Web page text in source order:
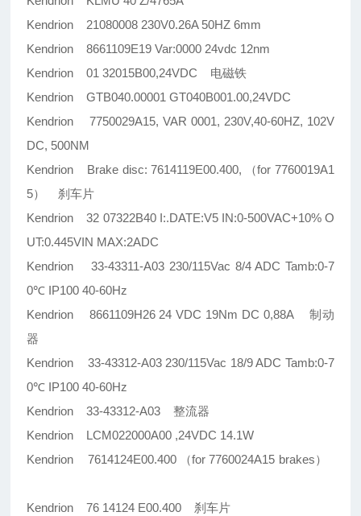
Kendrion 21080008 230V0.26A 50HZ 6mm
Kendrion 8661109E19 Var:0000 24vdc 12nm
Kendrion 01 32015B00,24VDC 电磁铁
Kendrion GTB040.00001 GT040B001.00,24VDC
Kendrion 7750029A15, VAR 0001, 230V,40-60HZ, 102V
DC, 500NM
Kendrion Brake disc: 7614119E00.400, （for 7760019A1
5） 刹车片
Kendrion 32 07322B40 I:.DATE:V5 IN:0-500VAC+10% O
UT:0.445VIN MAX:2ADC
Kendrion 33-43311-A03 230/115Vac 8/4 ADC Tamb:0-7
0℃ IP100 40-60Hz
Kendrion 8661109H26 24 VDC 19Nm DC 0,88A 制动
器
Kendrion 33-43312-A03 230/115Vac 18/9 ADC Tamb:0-7
0℃ IP100 40-60Hz
Kendrion 33-43312-A03 整流器
Kendrion LCM022000A00 ,24VDC 14.1W
Kendrion 7614124E00.400 （for 7760024A15 brakes）
Kendrion 76 14124 E00.400 刹车片